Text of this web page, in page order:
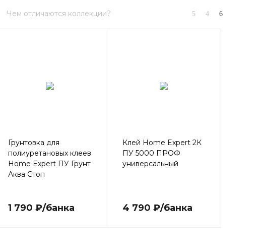
Чем отличаются коллекции?
Грунтовка для
полиуретановых клеев
Home Expert ПУ Грунт
Аква Стоп
1 790 ₽/банка
Клей Home Expert 2К
ПУ 5000 ПРОФ
универсальный
4 790 ₽/банка